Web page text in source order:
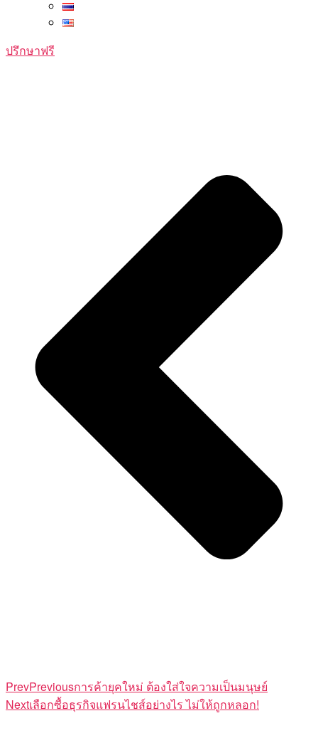
ปรึกษาฟรี
PrevPreviousการค้ายุคใหม่ ต้องใส่ใจความเป็นมนุษย์
Nextเลือกซื้อธุรกิจแฟรนไชส์อย่างไร ไม่ให้ถูกหลอก!